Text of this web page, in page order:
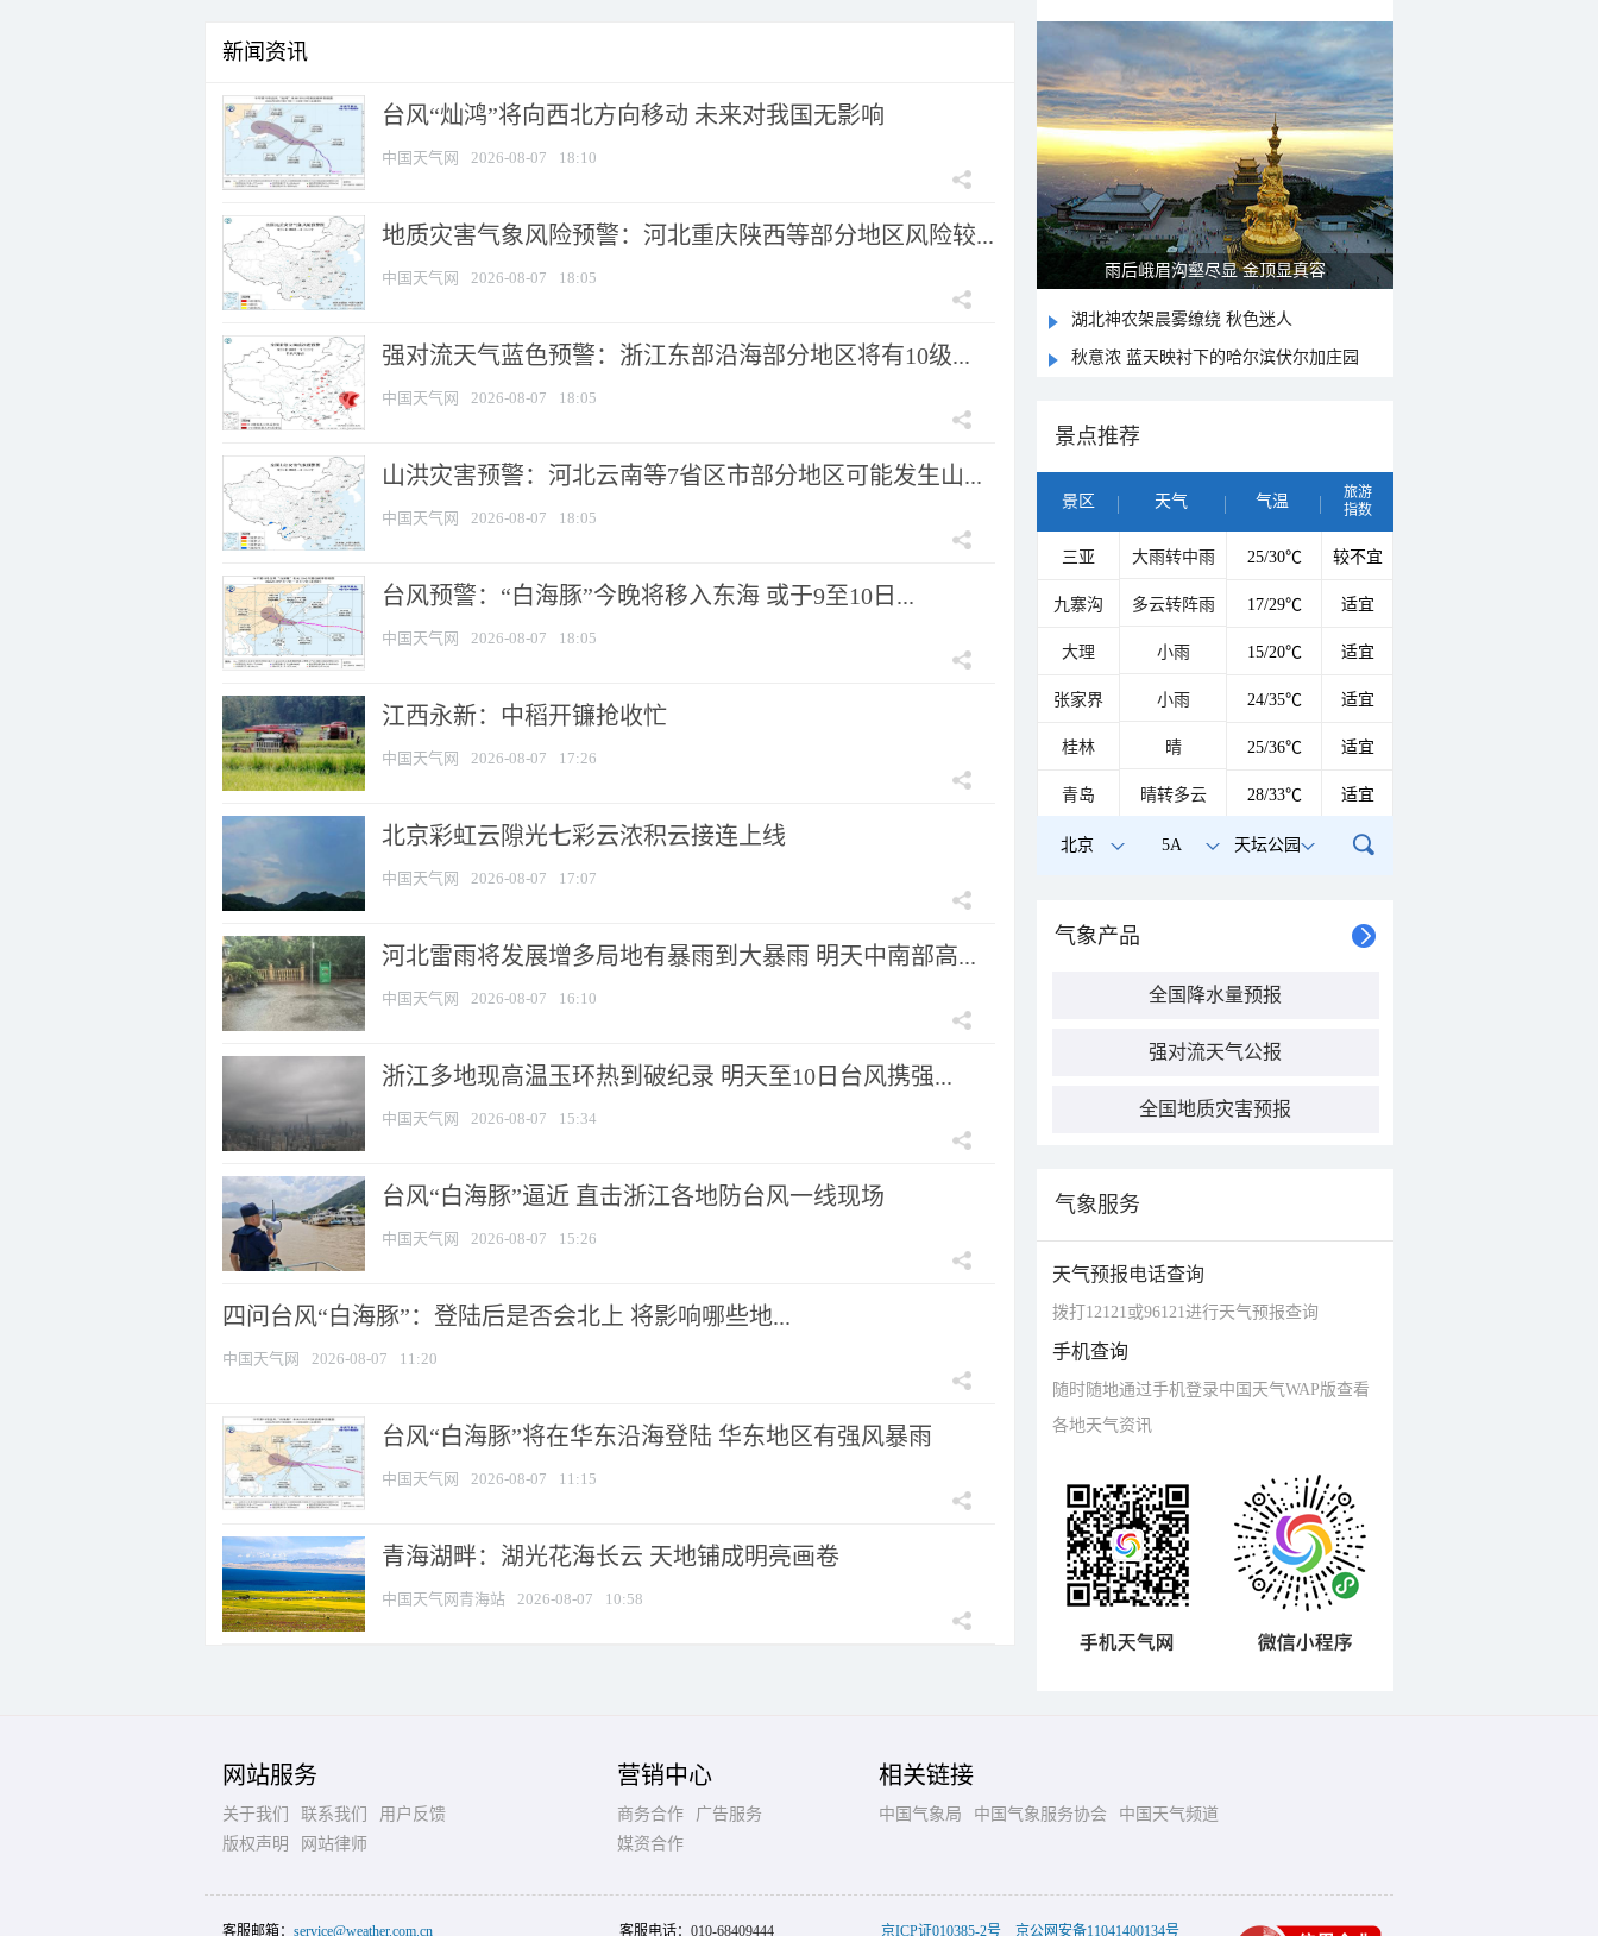
新闻资讯
台风“灿鸿”将向西北方向移动 未来对我国无影响
中国天气网 2026-08-07 18:10
地质灾害气象风险预警：河北重庆陕西等部分地区风险较...
中国天气网 2026-08-07 18:05
强对流天气蓝色预警：浙江东部沿海部分地区将有10级...
中国天气网 2026-08-07 18:05
山洪灾害预警：河北云南等7省区市部分地区可能发生山...
中国天气网 2026-08-07 18:05
台风预警：“白海豚”今晚将移入东海 或于9至10日...
中国天气网 2026-08-07 18:05
江西永新：中稻开镰抢收忙
中国天气网 2026-08-07 17:26
北京彩虹云隙光七彩云浓积云接连上线
中国天气网 2026-08-07 17:07
河北雷雨将发展增多局地有暴雨到大暴雨 明天中南部高...
中国天气网 2026-08-07 16:10
浙江多地现高温玉环热到破纪录 明天至10日台风携强...
中国天气网 2026-08-07 15:34
台风“白海豚”逼近 直击浙江各地防台风一线现场
中国天气网 2026-08-07 15:26
四问台风“白海豚”：登陆后是否会北上 将影响哪些地...
中国天气网 2026-08-07 11:20
台风“白海豚”将在华东沿海登陆 华东地区有强风暴雨
中国天气网 2026-08-07 11:15
青海湖畔：湖光花海长云 天地铺成明亮画卷
中国天气网青海站 2026-08-07 10:58
雨后峨眉沟壑尽显 金顶显真容
湖北神农架晨雾缭绕 秋色迷人
秋意浓 蓝天映衬下的哈尔滨伏尔加庄园
景点推荐
景区 天气 气温
旅游
指数
三亚 大雨转中雨 25/30℃ 较不宜
九寨沟 多云转阵雨 17/29℃ 适宜
大理 小雨 15/20℃ 适宜
张家界 小雨 24/35℃ 适宜
桂林 晴 25/36℃ 适宜
青岛 晴转多云 28/33℃ 适宜
北京 5A 天坛公园
气象产品
全国降水量预报
强对流天气公报
全国地质灾害预报
气象服务
天气预报电话查询
拨打12121或96121进行天气预报查询
手机查询
随时随地通过手机登录中国天气WAP版查看
各地天气资讯
网站服务
关于我们 联系我们
用户反馈
版权声明
网站律师
营销中心
商务合作
广告服务
媒资合作
相关链接
中国气象局 中国气象服务协会 中国天气频道
客服邮箱： service@weather.com.cn 客服电话： 010-68409444 京ICP证010385-2号 京公网安备11041400134号